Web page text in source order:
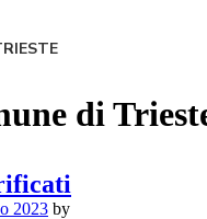
di
2023 by